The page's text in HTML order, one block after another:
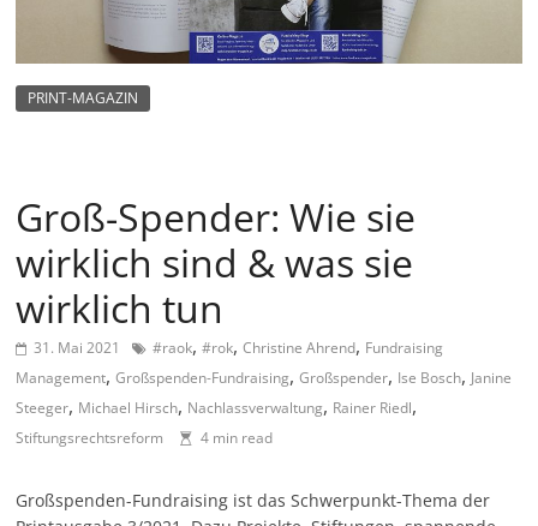
g
n
f
r
S
o
a
PRINT-MAGAZIN
Groß-Spender: Wie sie
wirklich sind & was sie
wirklich tun
31. Mai 2021 #raok,#rok,Christine Ahrend, Fundraising
Management,Großspenden-Fundraising,Großspender, Ise Bosch, Janine
Steeger, Michael Hirsch, Nachlassverwaltung, Rainer Riedl,
Stiftungsrechtsreform 4 min read
Großspenden-Fundraising ist das Schwerpunkt-Thema der